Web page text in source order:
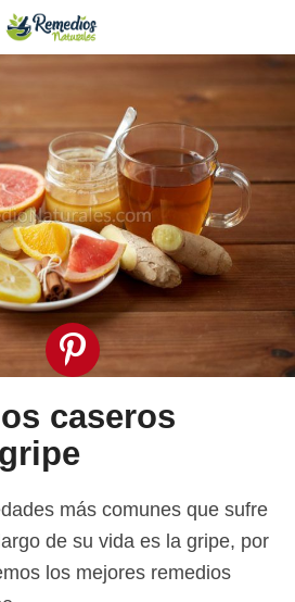
caseros
más comunes que sufre
de su vida es la gripe, por
los mejores remedios